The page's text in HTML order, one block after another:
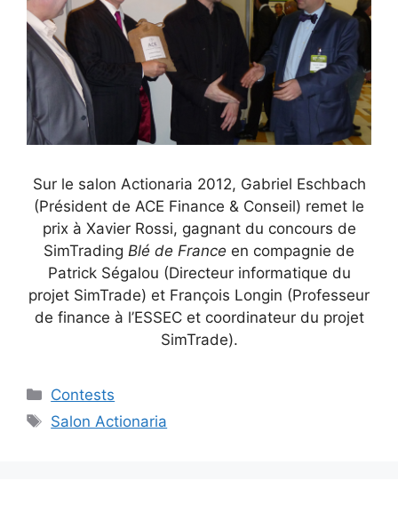
Sur le salon Actionaria 2012, Gabriel Eschbach
(Président de ACE Finance & Conseil) remet le
prix à Xavier Rossi, gagnant du concours de
SimTrading Blé de France en compagnie de
Patrick Ségalou (Directeur informatique du
projet SimTrade) et François Longin (Professeur
de finance à l’ESSEC et coordinateur du projet
SimTrade).
Categories
Contests
Tags
Salon Actionaria